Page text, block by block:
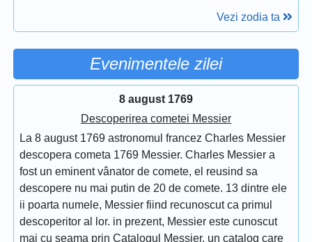
Vezi zodia ta
Evenimentele zilei
8 august 1769
Descoperirea cometei Messier
La 8 august 1769 astronomul francez Charles Messier
descopera cometa 1769 Messier. Charles Messier a
fost un eminent vânator de comete, el reusind sa
descopere nu mai putin de 20 de comete. 13 dintre ele
ii poarta numele, Messier fiind recunoscut ca primul
descoperitor al lor. in prezent, Messier este cunoscut
mai cu seama prin Catalogul Messier, un catalog care